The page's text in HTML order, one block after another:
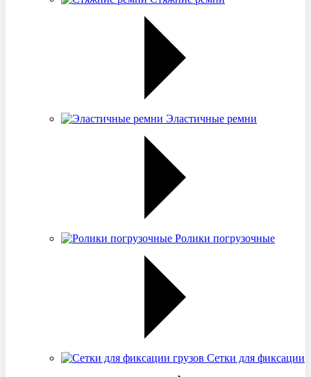
Эластичные ремни
Ролики погрузочные
Сетки для фиксации